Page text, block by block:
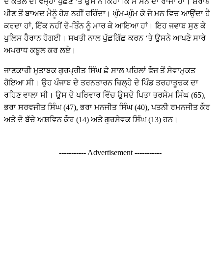
ਪੀਣ ਤੋਂ ਬਾਅਦ ਮੈਨੂੰ ਹੋਸ਼ ਨਹੀਂ ਰਹਿੰਦਾ। ਘੁੰਮ-ਘੁੰਮ ਕੇ ਜੋ ਮਨ ਵਿਚ ਆਉਂਦਾ ਹੈ
ਕਰਦਾ ਹਾਂ, ਇੱਕ ਨਹੀਂ ਦੋ-ਤਿੰਨ ਨੂੰ ਮਾਰ ਕੇ ਆਇਆ ਹਾਂ। ਇਹ ਜਵਾਬ ਸੁਣ ਕੇ
ਪੁਲਿਸ ਹੈਰਾਨ ਹੋਗਈ। ਸਖਤੀ ਨਾਲ ਪੁੱਛਗਿੱਛ ਕਰਨ ‘ਤੇ ਉਸਨੇ ਆਪਣੇ ਸਾਰੇ
ਅਪਰਾਧ ਕਬੂਲ ਕਰ ਲਏ।
ਜਾਣਕਾਰੀ ਮੁਤਾਬਕ ਗੁਰਪ੍ਰੀਤ ਸਿੰਘ ਛੇ ਸਾਲ ਪਹਿਲਾਂ ਫੌਜ ਤੋਂ ਸੇਵਾਮੁਕਤ
ਹੋਇਆ ਸੀ। ਉਹ ਪੰਜਾਬ ਦੇ ਤਰਨਤਾਰਨ ਜ਼ਿਲ੍ਹੇ ਦੇ ਪਿੰਡ ਤਰਹਾਤੂਚਕ ਦਾ
ਰਹਿਣ ਵਾਲਾ ਸੀ। ਉਸ ਦੇ ਪਰਿਵਾਰ ਵਿੱਚ ਉਸਦੇ ਪਿਤਾ ਤਰਸੇਮ ਸਿੰਘ (65),
ਭਰਾ ਸਰਵਜੀਤ ਸਿੰਘ (47), ਭਰਾ ਮਨਜੀਤ ਸਿੰਘ (40), ਪਤਨੀ ਰਮਨਜੀਤ ਕੌਰ
ਅਤੇ ਦੋ ਬੱਚੇ ਅਸ਼ਵਿਨ ਕੌਰ (14) ਅਤੇ ਗੁਰਸੇਵਕ ਸਿੰਘ (13) ਹਨ।
----------- Advertisement -----------